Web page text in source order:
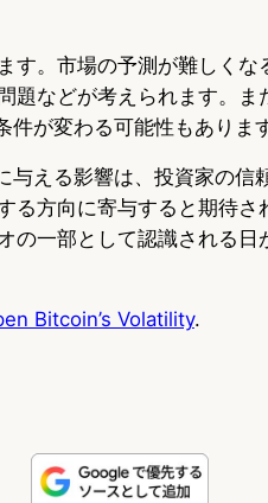
す。市場の予測が難しくな
題などが考えられます。ま
が変わる可能性もあります
える影響は、投資家の信
る方向に寄与すると期待さ
の一部として認識される日
Bitcoin’s Volatility.